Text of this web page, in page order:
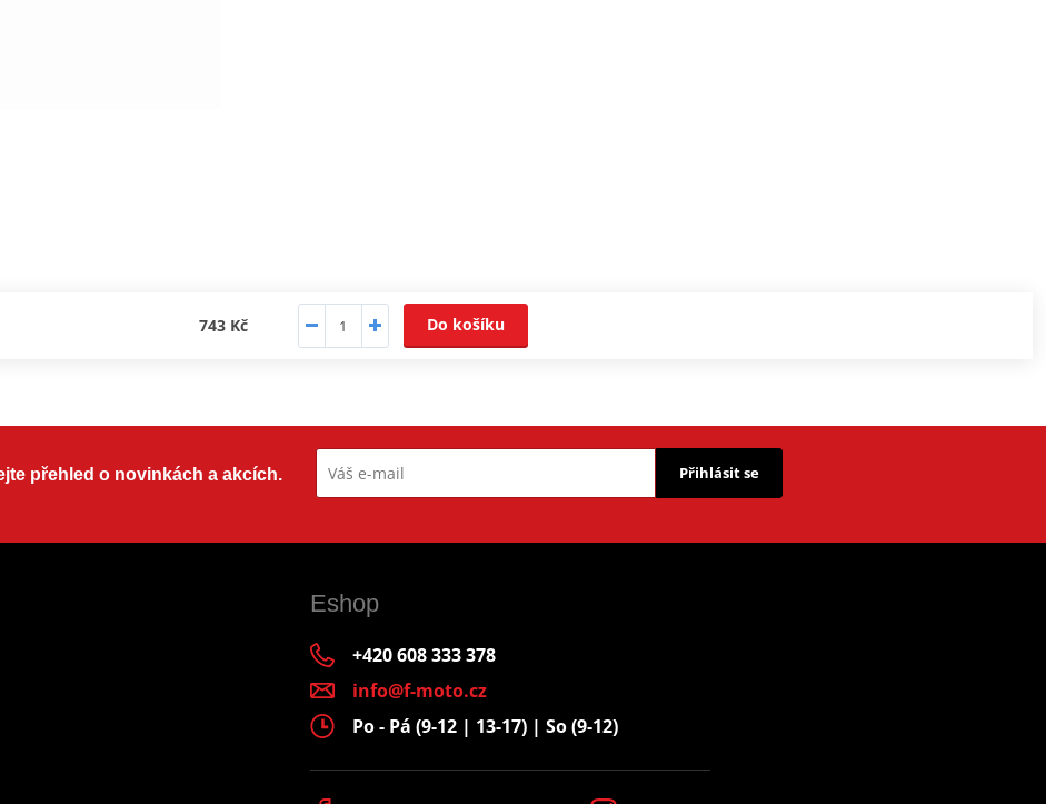
743 Kč Do košíku
přehled o novinkách a akcích. Přihlásit se
Eshop
+420 608 333 378
info@f-moto.cz
Po - Pá (9-12 | 13-17) | So (9-12)